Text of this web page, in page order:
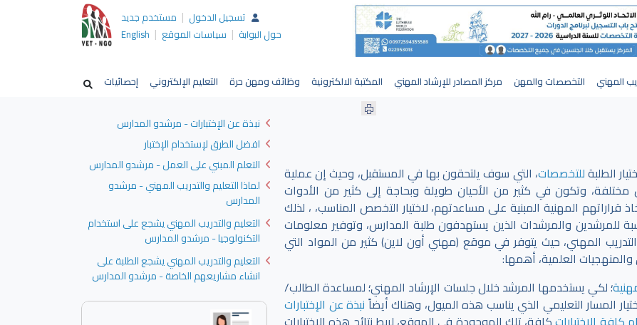
تسجيل الدخول | مستخدم جديد
حول البوابة | سياسات الموقع |
English
المهني التخصصات والمهن مركز المصادر للإرشاد المهني المكتبة الالكترونية وظائف ومهن حرة التعليم الإلكتروني إحصائيات
نبذة عن الإختبارات - مرشدو المدارس
افضل الطرق لإستخدام الإختبار
التعلم المبني على العمل - مرشدو المدارس
لماذا التعليم والتدريب المهني - مرشدو
المدارس
التعليم والتدريب المهني يشجع على استخدام
التكنولوجيا - مرشدو المدارس
التعليم والتدريب المهني يشجع الطلبة على
انشاء مشاريعهم الخاصة - مرشدو المدارس
الطلبةللتخصصات، التي سوف يلتحقون بها في المستقبل، وحيث إن عملية
مختلفة، وتكون في كثير من الأحيان طويلة وبحاجة إلى كثير من الأدوات
قراراتهم المهنية المبنية على مساعدتهم، لاختيار التخصص المناسب، ، لذلك
للمرشدين والمرشدات الذين يستهدفون طلبة المدارس، وتوفير معلومات
المهني، حيث يتوفر في موقع (مهني أون لاين) كثير من المواد التي
العلمية، أهمها:
؛ لكي يستخدمها المرشد خلال جلسات الإرشاد المهني؛ لمساعدة الطالب/
المسار التعليمي الذي يناسب هذه الميول، وهناك أيضاً نبذة عن الإختبارات